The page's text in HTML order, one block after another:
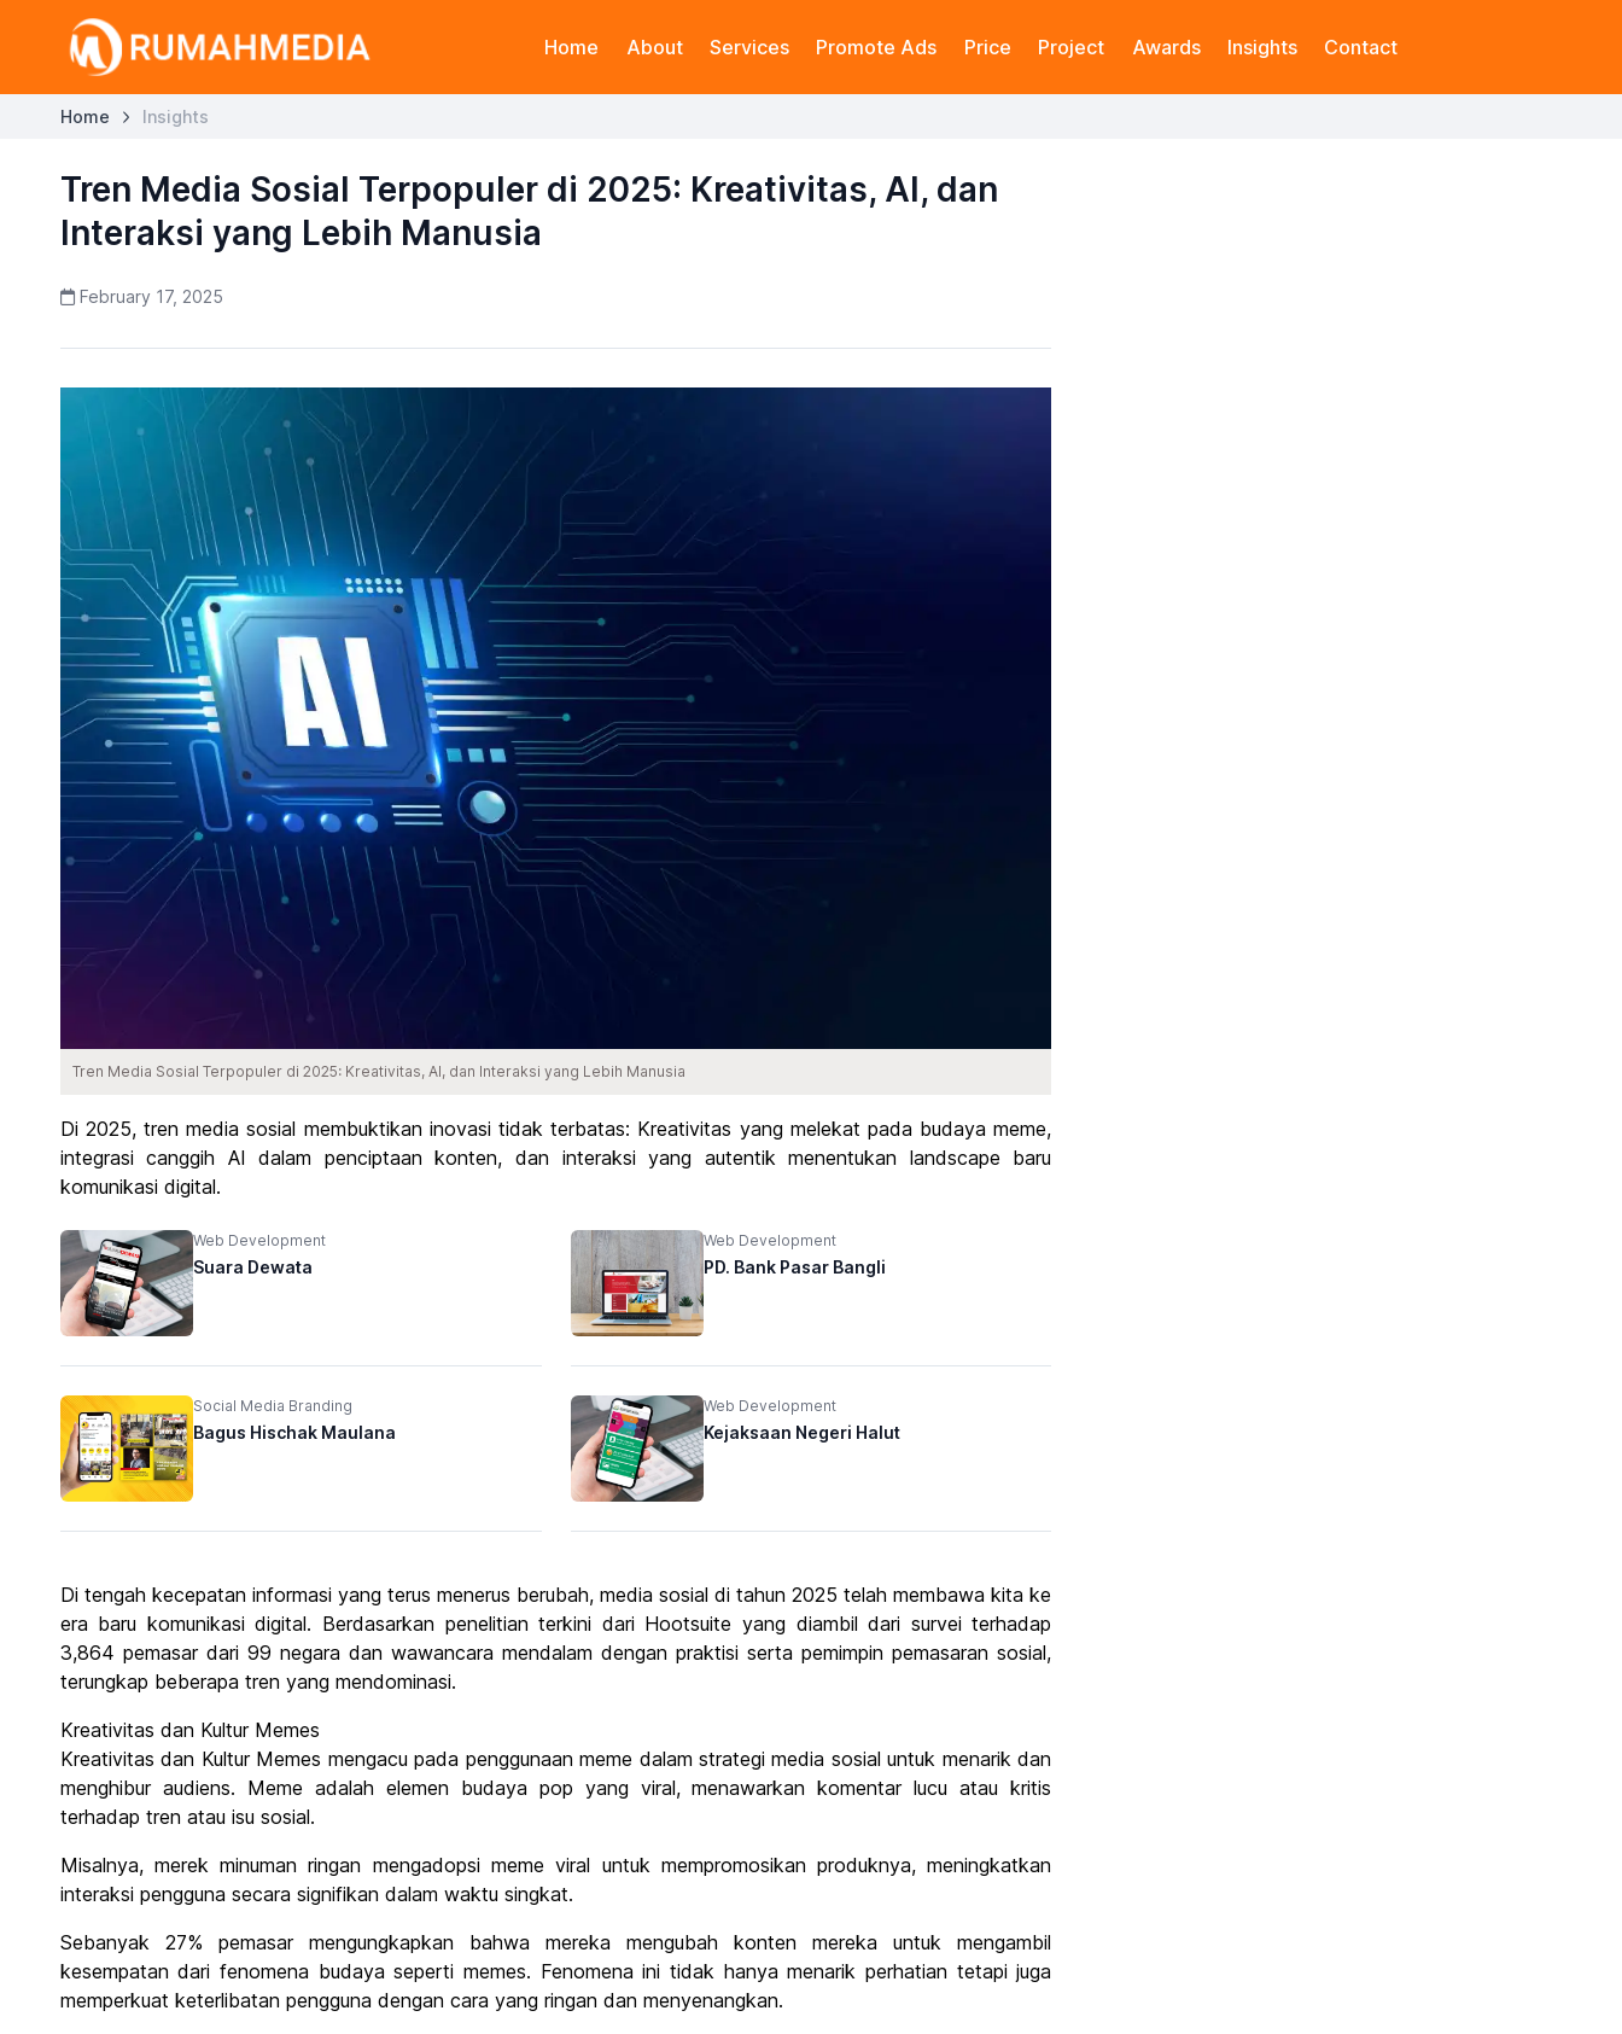
Home About Services Promote Ads Price Project Awards Insights Contact
Home Insights
Tren Media Sosial Terpopuler di 2025: Kreativitas, AI, dan
Interaksi yang Lebih Manusia
February 17, 2025
Tren Media Sosial Terpopuler di 2025: Kreativitas, AI, dan Interaksi yang Lebih Manusia
Di 2025, tren media sosial membuktikan inovasi tidak terbatas: Kreativitas yang melekat pada budaya meme,
integrasi canggih AI dalam penciptaan konten, dan interaksi yang autentik menentukan landscape baru
komunikasi digital.
Web Development
Suara Dewata
Web Development
PD. Bank Pasar Bangli
Social Media Branding
Bagus Hischak Maulana
Web Development
Kejaksaan Negeri Halut
Di tengah kecepatan informasi yang terus menerus berubah, media sosial di tahun 2025 telah membawa kita ke
era baru komunikasi digital. Berdasarkan penelitian terkini dari Hootsuite yang diambil dari survei terhadap
3,864 pemasar dari 99 negara dan wawancara mendalam dengan praktisi serta pemimpin pemasaran sosial,
terungkap beberapa tren yang mendominasi.
Kreativitas dan Kultur Memes
Kreativitas dan Kultur Memes mengacu pada penggunaan meme dalam strategi media sosial untuk menarik dan
menghibur audiens. Meme adalah elemen budaya pop yang viral, menawarkan komentar lucu atau kritis
terhadap tren atau isu sosial.
Misalnya, merek minuman ringan mengadopsi meme viral untuk mempromosikan produknya, meningkatkan
interaksi pengguna secara signifikan dalam waktu singkat.
Sebanyak 27% pemasar mengungkapkan bahwa mereka mengubah konten mereka untuk mengambil
kesempatan dari fenomena budaya seperti memes. Fenomena ini tidak hanya menarik perhatian tetapi juga
memperkuat keterlibatan pengguna dengan cara yang ringan dan menyenangkan.